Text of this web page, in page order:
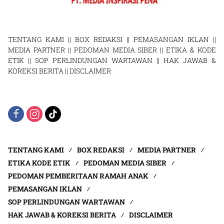
TENTANG KAMI || BOX REDAKSI || PEMASANGAN IKLAN ||
MEDIA PARTNER|| PEDOMAN MEDIA SIBER ||ETIKA & KODE
ETIK || SOP PERLINDUNGAN WARTAWAN || HAK JAWAB &
KOREKSI BERITA || DISCLAIMER
TENTANG KAMI BOX REDAKSI
MEDIA PARTNER
ETIKA KODE ETIK
PEDOMAN MEDIA SIBER
PEDOMAN PEMBERITAAN RAMAH ANAK
PEMASANGAN IKLAN
SOP PERLINDUNGAN WARTAWAN
HAK JAWAB & KOREKSI BERITA
DISCLAIMER